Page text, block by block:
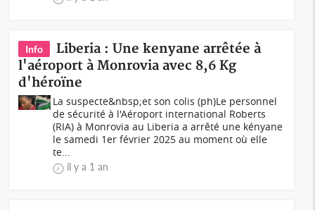
Info
Liberia : Une kenyane arrêtée à
l'aéroport à Monrovia avec 8,6 Kg
d'héroïne
La suspecte&nbsp;et son colis (ph)Le personnel
de sécurité à l'Aéroport international Roberts
(RIA) à Monrovia au Liberia a arrêté une kényane
le samedi 1er février 2025 au moment où elle
te...
il y a 1 an